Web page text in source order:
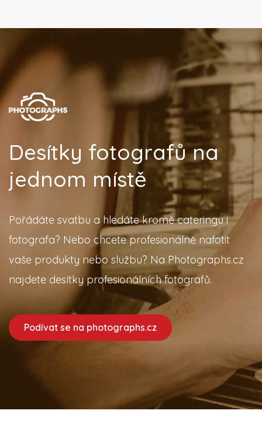
Desítky fotografů na
jednom místě
Pořádáte svatbu a hledáte kromě cateringu i
fotografa? Nebo chcete profesionálně nafotit
vaše produkty nebo službu? Na Photographs.cz
najdete desítky profesionálních fotografů.
Podívat se na photographs.cz